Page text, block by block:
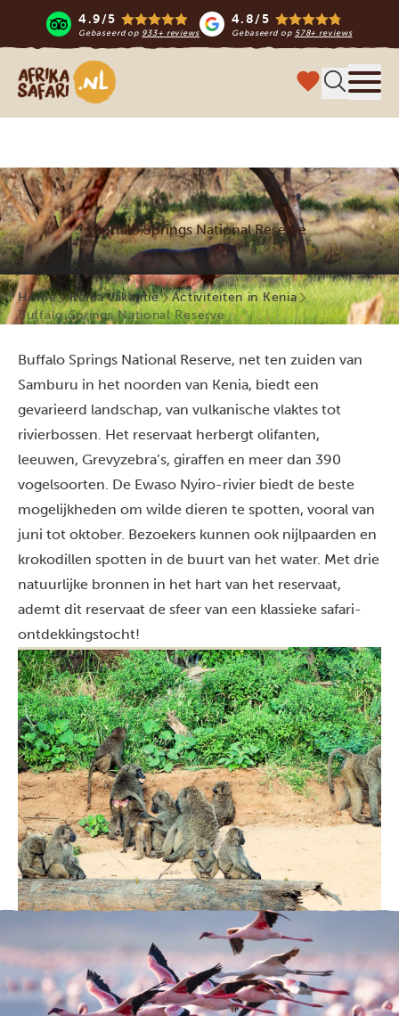
4.9/5
Gebaseerd op 933+ reviews
4.8/5
Gebaseerd op 578+ reviews
Afrika safari
Buffalo Springs National Reserve
Home Kenia vakantie
Activiteiten in Kenia
Buffalo Springs National Reserve
Buffalo Springs National Reserve, net ten zuiden van
Samburu in het noorden van Kenia, biedt een
gevarieerd landschap, van vulkanische vlaktes tot
rivierbossen. Het reservaat herbergt olifanten,
leeuwen, Grevyzebra’s, giraffen en meer dan 390
vogelsoorten. De Ewaso Nyiro-rivier biedt de beste
mogelijkheden om wilde dieren te spotten, vooral van
juni tot oktober. Bezoekers kunnen ook nijlpaarden en
krokodillen spotten in de buurt van het water. Met drie
natuurlijke bronnen in het hart van het reservaat,
ademt dit reservaat de sfeer van een klassieke safari-
ontdekkingstocht!